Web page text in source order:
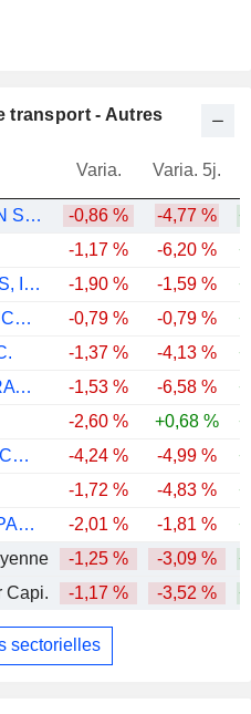
transport - Autres
Varia. Varia. 5j.
THE GREAT EASTERN SHIPPING COMPANY LIMITED -0,86 % -4,77 %
-1,17 % -6,20 %
WILLIAMS COMPANIES, INC.
-1,90 % -1,59 %
ENTERPRISE PRODUCTS PARTNERS L.P.
-0,79 % -0,79 %
-1,37 % -4,13 %
TC ENERGY CORPORATION
-1,53 % -6,58 %
-2,60 % +0,68 %
TARGA RESOURCES CORP.
-4,24 % -4,99 %
-1,72 % -4,83 %
CHENIERE ENERGY PARTNERS, L.P.
-2,01 % -1,81 %
-1,25 % -3,09 %
Capi.
-1,17 % -3,52 %
sectorielles